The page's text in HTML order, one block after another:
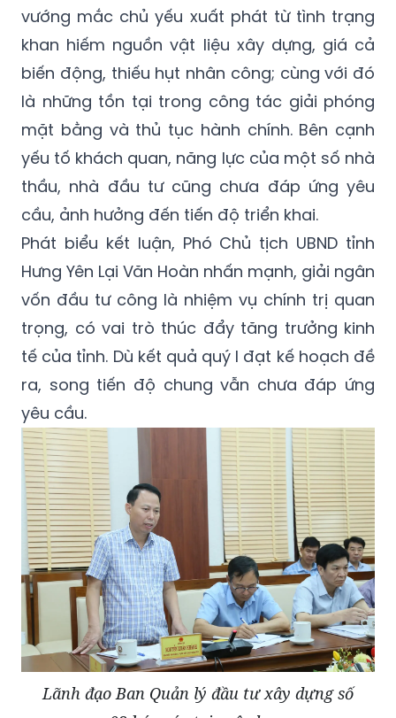
vướng mắc chủ yếu xuất phát từ tình trạng
khan hiếm nguồn vật liệu xây dựng, giá cả
biến động, thiếu hụt nhân công; cùng với đó
là những tồn tại trong công tác giải phóng
mặt bằng và thủ tục hành chính. Bên cạnh
yếu tố khách quan, năng lực của một số nhà
thầu, nhà đầu tư cũng chưa đáp ứng yêu
cầu, ảnh hưởng đến tiến độ triển khai.
Phát biểu kết luận, Phó Chủ tịch UBND tỉnh
Hưng Yên Lại Văn Hoàn nhấn mạnh, giải ngân
vốn đầu tư công là nhiệm vụ chính trị quan
trọng, có vai trò thúc đẩy tăng trưởng kinh
tế của tỉnh. Dù kết quả quý I đạt kế hoạch đề
ra, song tiến độ chung vẫn chưa đáp ứng
yêu cầu.
Lãnh đạo Ban Quản lý đầu tư xây dựng số